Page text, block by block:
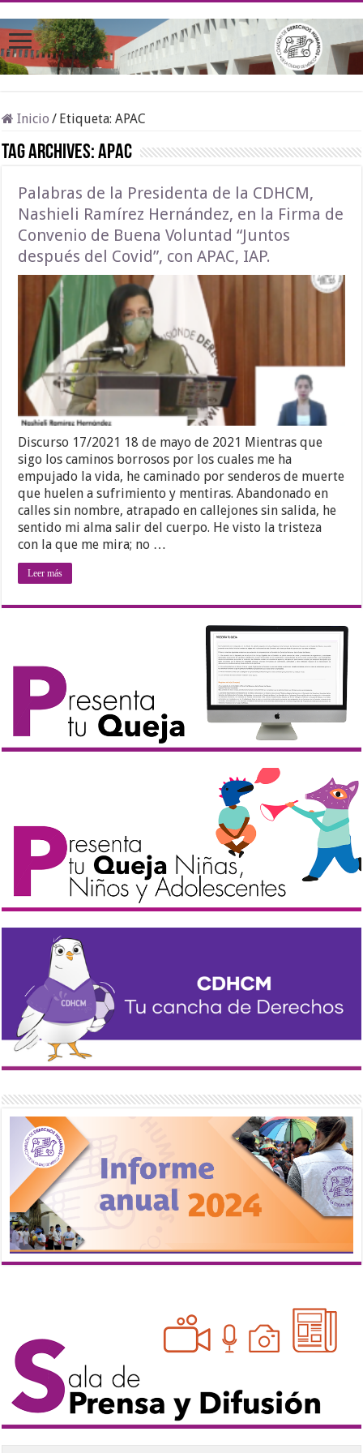
Inicio / Etiqueta:APAC
Tag Archives:APAC
Palabras de la Presidenta de la CDHCM,
Nashieli Ramírez Hernández, en la Firma de
Convenio de Buena Voluntad “Juntos
después del Covid”, con APAC, IAP.
Discurso 17/2021 18 de mayo de 2021 Mientras que
sigo los caminos borrosos por los cuales me ha
empujado la vida, he caminado por senderos de muerte
que huelen a sufrimiento y mentiras. Abandonado en
calles sin nombre, atrapado en callejones sin salida, he
sentido mi alma salir del cuerpo. He visto la tristeza
con la que me mira; no …
Leer más